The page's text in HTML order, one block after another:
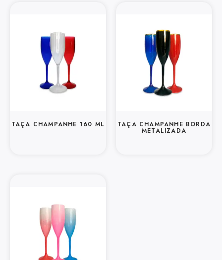
TAÇA CHAMPANHE 160 ML TAÇA CHAMPANHE BORDA
METALIZADA